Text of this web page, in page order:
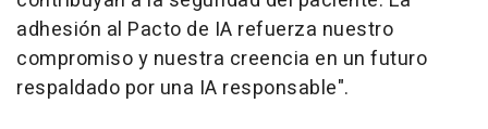
adhesión al Pacto de IA refuerza nuestro
compromiso y nuestra creencia en un futuro
respaldado por una IA responsable".